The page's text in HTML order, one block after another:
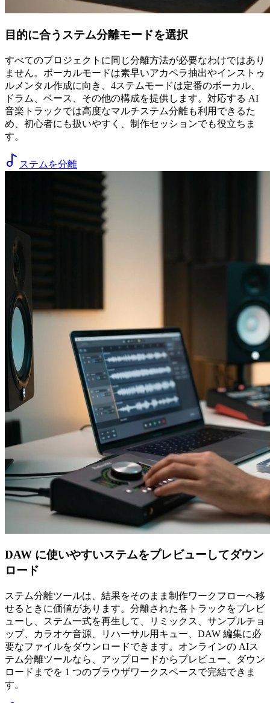
目的に合うステム分離モードを選択
すべてのプロジェクトに同じ分離方法が必要なわけではあり
ません。ボーカルモードは素早いアカペラ抽出やインストゥ
ルメンタル作成に向き、4ステムモードは定番のボーカル、
ドラム、ベース、その他の構成を提供します。対応する AI
音楽トラックでは高度なマルチステム分離も利用できるた
め、初心者にも扱いやすく、制作セッションでも役立ちま
す。
ステムを分離
DAW に使いやすいステムをプレビューしてダウン
ロード
ステム分離ツールは、結果をそのまま制作ワークフローへ移
せるときに価値があります。分離された各トラックをプレビ
ューし、ステム一式を再生して、リミックス、サンプルチョ
ップ、カラオケ音源、リハーサル用キュー、DAW 編集に必
要なファイルをダウンロードできます。オンラインの AIス
テム分離ツールなら、アップロードからプレビュー、ダウン
ロードまでを 1 つのブラウザワークスペースで完結できま
す。